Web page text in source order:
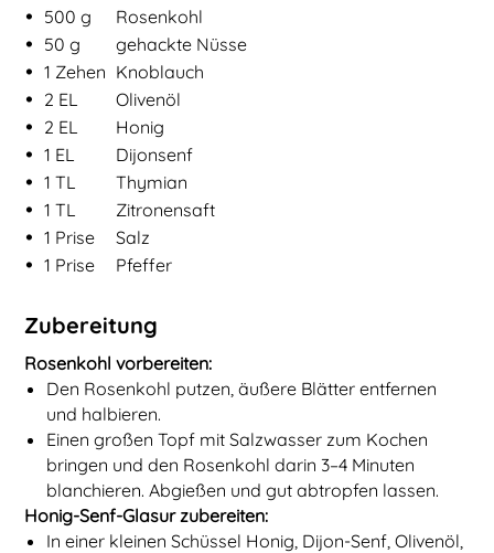
Zutaten fürRosenkohl mit Honig-Senf-Glasur
• 500 g Rosenkohl
• 50 g gehackte Nüsse
• 1 Zehen Knoblauch
• 2 EL Olivenöl
• 2 EL Honig
• 1 EL Dijonsenf
• 1 TL Thymian
• 1 TL Zitronensaft
• 1 Prise Salz
• 1 Prise Pfeffer
Zubereitung
Rosenkohl vorbereiten:
Den Rosenkohl putzen, äußere Blätter entfernen
und halbieren.
Einen großen Topf mit Salzwasser zum Kochen
bringen und den Rosenkohl darin 3–4 Minuten
blanchieren. Abgießen und gut abtropfen lassen.
Honig-Senf-Glasur zubereiten:
In einer kleinen Schüssel Honig, Dijon-Senf, Olivenöl,